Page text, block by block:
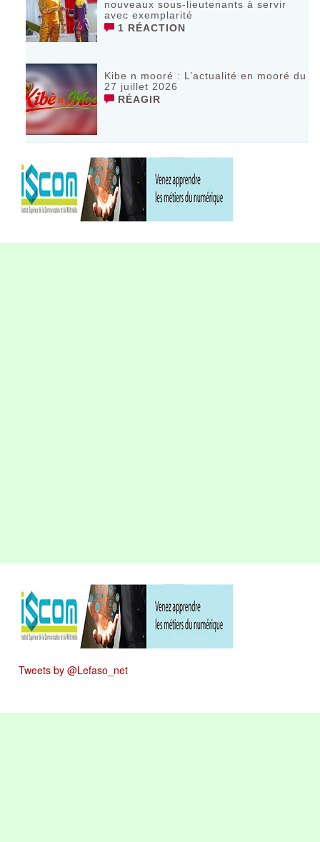
nouveaux sous-lieutenants à servir
avec exemplarité
1 RÉACTION
Kibe n mooré : L’actualité en mooré du
27 juillet 2026
RÉAGIR
Tweets by @Lefaso_net